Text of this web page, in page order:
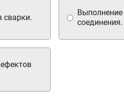
сварки.
Выполнение
соединения.